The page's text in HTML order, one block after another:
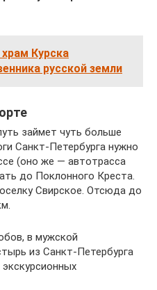
Курска
русской земли
займет чуть больше
Санкт-Петербурга нужно
(оно же — автотрасса
до Поклонного Креста.
Свирское. Отсюда до
в мужской
из Санкт-Петербурга